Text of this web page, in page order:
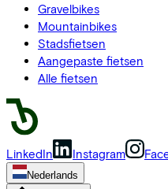
Gravelbikes
Mountainbikes
Stadsfietsen
Aangepaste fietsen
Alle fietsen
LinkedIn Instagram
Nederlands